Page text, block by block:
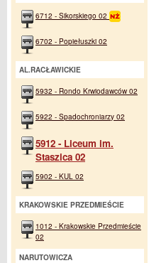
6712 - Sikorskiego 02
6702 - Popiełuszki 02
AL.RACŁAWICKIE
5932 - Rondo Krwiodawców 02
5922 - Spadochroniarzy 02
5912 - Liceum im.
Staszica 02
5902 - KUL 02
KRAKOWSKIE PRZEDMIEŚCIE
1012 - Krakowskie Przedmieście
02
NARUTOWICZA